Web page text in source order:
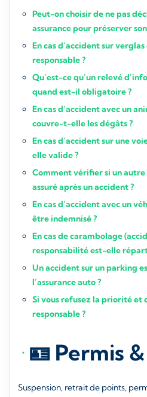
Peut-on choisir de ne pas
assurance pour préserver
En cas d’accident sur
responsable ?
Qu’est-ce qu’un relevé
quand est-il obligatoire ?
En cas d’accident avec un
couvre-t-elle les dégâts ?
En cas d’accident sur une
elle valide ?
Comment vérifier si un
assuré après un accident ?
En cas d’accident avec un
être indemnisé ?
En cas de carambolage
responsabilité est-elle
Un accident sur un parking
l’assurance auto ?
Si vous refusez la priorité et
responsable ?
🪪 Permis
Suspension, retrait de points,